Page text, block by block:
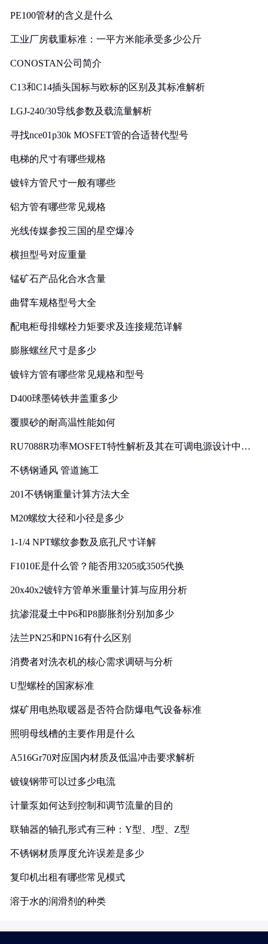
PE100管材的含义是什么
工业厂房载重标准：一平方米能承受多少公斤
CONOSTAN公司简介
C13和C14插头国标与欧标的区别及其标准解析
LGJ-240/30导线参数及载流量解析
寻找nce01p30k MOSFET管的合适替代型号
电梯的尺寸有哪些规格
镀锌方管尺寸一般有哪些
铝方管有哪些常见规格
光线传媒参投三国的星空爆冷
横担型号对应重量
锰矿石产品化合水含量
曲臂车规格型号大全
配电柜母排螺栓力矩要求及连接规范详解
膨胀螺丝尺寸是多少
镀锌方管有哪些常见规格和型号
D400球墨铸铁井盖重多少
覆膜砂的耐高温性能如何
RU7088R功率MOSFET特性解析及其在可调电源设计中的
不锈钢通风 管道施工
201不锈钢重量计算方法大全
M20螺纹大径和小径是多少
1-1/4 NPT螺纹参数及底孔尺寸详解
F1010E是什么管？能否用3205或3505代换
20x40x2镀锌方管单米重量计算与应用分析
抗渗混凝土中P6和P8膨胀剂分别加多少
法兰PN25和PN16有什么区别
消费者对洗衣机的核心需求调研与分析
U型螺栓的国家标准
煤矿用电热取暖器是否符合防爆电气设备标准
照明母线槽的主要作用是什么
A516Gr70对应国内材质及低温冲击要求解析
镀镍钢带可以过多少电流
计量泵如何达到控制和调节流量的目的
联轴器的轴孔形式有三种：Y型、J型、Z型
不锈钢材质厚度允许误差是多少
复印机出租有哪些常见模式
溶于水的润滑剂的种类